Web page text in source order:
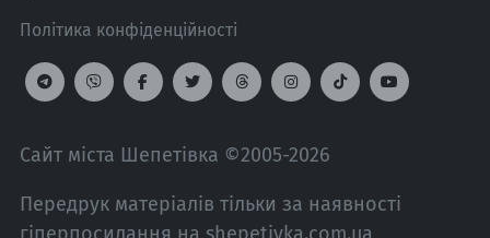
Політика конфіденційності
Сайт міста Шепетівка ©2005-2026
Передрук матеріалів тільки за наявності